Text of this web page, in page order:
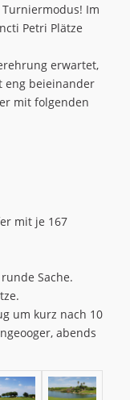
Im
Petri Plätze
erwartet,
eng beieinander
mit folgenden
mit je 167
Sache.
um kurz nach 10
abends